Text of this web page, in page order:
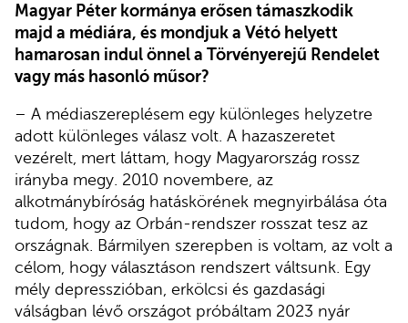
Magyar Péter kormánya erősen támaszkodik
majd a médiára, és mondjuk a Vétó helyett
hamarosan indul önnel a Törvényerejű Rendelet
vagy más hasonló műsor?
– A médiaszereplésem egy különleges helyzetre
adott különleges válasz volt. A hazaszeretet
vezérelt, mert láttam, hogy Magyarország rossz
irányba megy. 2010 novembere, az
alkotmánybíróság hatáskörének megnyirbálása óta
tudom, hogy az Orbán-rendszer rosszat tesz az
országnak. Bármilyen szerepben is voltam, az volt a
célom, hogy választáson rendszert váltsunk. Egy
mély depresszióban, erkölcsi és gazdasági
válságban lévő országot próbáltam 2023 nyár